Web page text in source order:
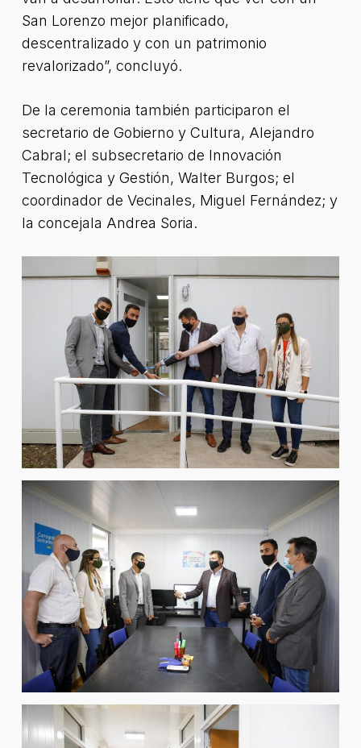
San Lorenzo mejor planificado,
descentralizado y con un patrimonio
revalorizado”, concluyó.
De la ceremonia también participaron el
secretario de Gobierno y Cultura, Alejandro
Cabral; el subsecretario de Innovación
Tecnológica y Gestión, Walter Burgos; el
coordinador de Vecinales, Miguel Fernández; y
la concejala Andrea Soria.